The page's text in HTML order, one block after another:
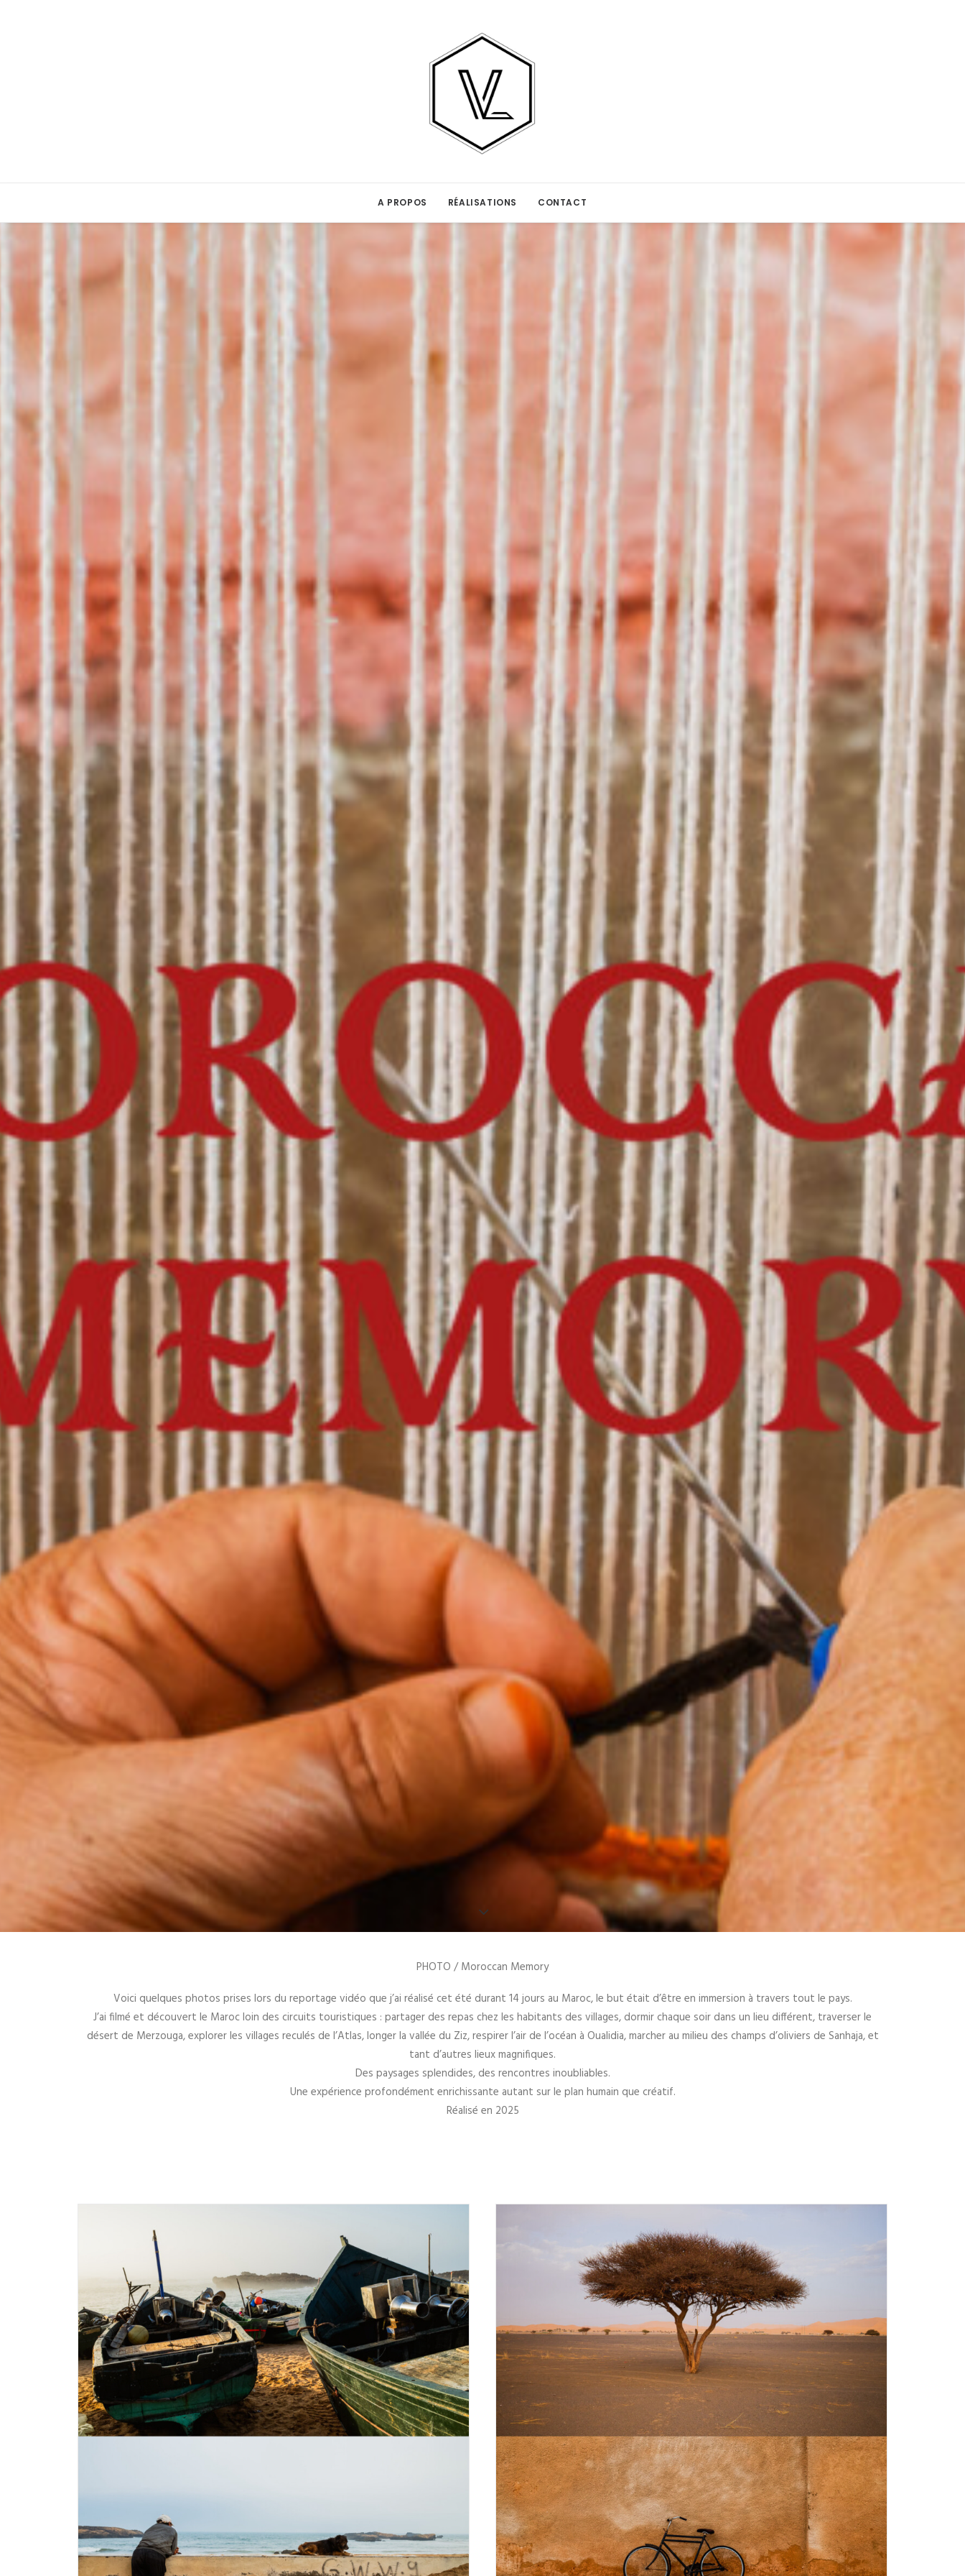
A PROPOS RÉALISATIONS CONTACT
PHOTO / Moroccan Memory
Voici quelques photos prises lors du reportage vidéo que j’ai réalisé cet été durant 14 jours au Maroc, le but était d’être en immersion à travers tout le pays.
J’ai filmé et découvert le Maroc loin des circuits touristiques : partager des repas chez les habitants des villages, dormir chaque soir dans un lieu différent, traverser le
désert de Merzouga, explorer les villages reculés de l’Atlas, longer la vallée du Ziz, respirer l’air de l’océan à Oualidia, marcher au milieu des champs d’oliviers de Sanhaja, et
tant d’autres lieux magnifiques.
Des paysages splendides, des rencontres inoubliables.
Une expérience profondément enrichissante autant sur le plan humain que créatif.
Réalisé en 2025